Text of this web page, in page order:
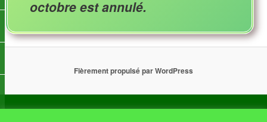
octobre est annulé.
Fièrement propulsé par WordPress